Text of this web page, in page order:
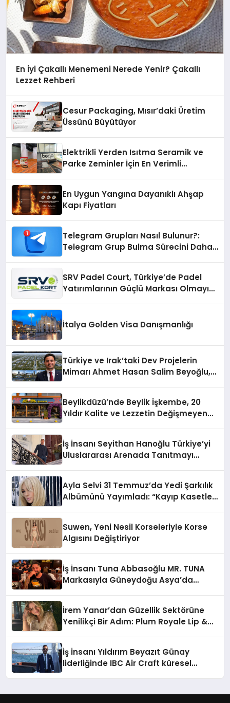
En İyi Çakallı Menemeni Nerede Yenir? Çakallı
Lezzet Rehberi
Cesur Packaging, Mısır’daki Üretim
Üssünü Büyütüyor
Elektrikli Yerden Isıtma Seramik ve
Parke Zeminler İçin En Verimli
En Uygun Yangına Dayanıklı Ahşap
Kapı Fiyatları
Telegram Grupları Nasıl Bulunur?:
Telegram Grup Bulma Sürecini Daha
SRV Padel Court, Türkiye’de Padel
Yatırımlarının Güçlü Markası Olmayı
İtalya Golden Visa Danışmanlığı
Türkiye ve Irak’taki Dev Projelerin
Mimarı Ahmet Hasan Salim Beyoğlu,
Hayata Geçirecek
Beylikdüzü’nde Beylik İşkembe, 20
Yıldır Kalite ve Lezzetin Değişmeyen
İş İnsanı Seyithan Hanoğlu Türkiye’yi
Uluslararası Arenada Tanıtmayı
Ayla Selvi 31 Temmuz’da Yedi Şarkılık
Albümünü Yayımladı: “Kayıp Kasetler
Suwen, Yeni Nesil Korseleriyle Korse
Algısını Değiştiriyor
İş İnsanı Tuna Abbasoğlu MR. TUNA
Markasıyla Güneydoğu Asya’da
İrem Yanar’dan Güzellik Sektörüne
Yenilikçi Bir Adım: Plum Royale Lip &
İş İnsanı Yıldırım Beyazıt Günay
liderliğinde IBC Air Craft küresel